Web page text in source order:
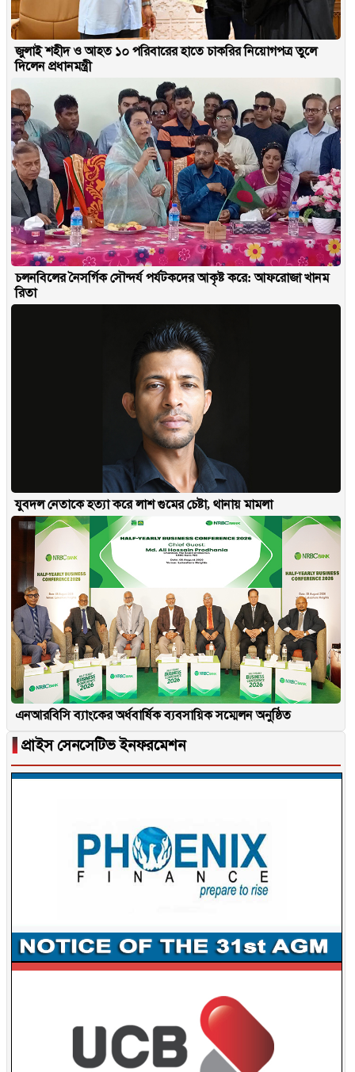
জুলাই শহীদ ও আহত ১০ পরিবারের হাতে চাকরির নিয়োগপত্র তুলে
দিলেন প্রধানমন্ত্রী
চলনবিলের নৈসর্গিক সৌন্দর্য পর্যটকদের আকৃষ্ট করে: আফরোজা খানম
রিতা
যুবদল নেতাকে হত্যা করে লাশ গুমের চেষ্টা, থানায় মামলা
এনআরবিসি ব্যাংকের অর্ধবার্ষিক ব্যবসায়িক সম্মেলন অনুষ্ঠিত
▐ প্রাইস সেনসেটিভ ইনফরমেশন